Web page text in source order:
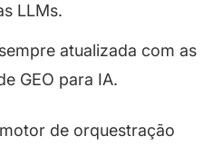
LLMs.
atualizada com as
GEO para IA.
de orquestração